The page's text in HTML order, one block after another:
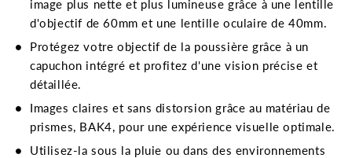
image plus nette et plus lumineuse grâce à une lentille
d'objectif de 60mm et une lentille oculaire de 40mm.
Protégez votre objectif de la poussière grâce à un
capuchon intégré et profitez d'une vision précise et
détaillée.
Images claires et sans distorsion grâce au matériau de
prismes, BAK4, pour une expérience visuelle optimale.
Utilisez-la sous la pluie ou dans des environnements